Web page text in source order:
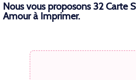
Nous vous proposons 32 Carte
Amour à Imprimer.